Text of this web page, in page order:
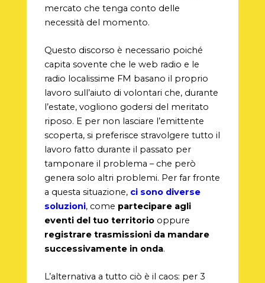
mercato che tenga conto delle
necessità del momento.
Questo discorso è necessario poiché
capita sovente che le web radio e le
radio localissime FM basano il proprio
lavoro sull’aiuto di volontari che, durante
l’estate, vogliono godersi del meritato
riposo. E per non lasciare l’emittente
scoperta, si preferisce stravolgere tutto il
lavoro fatto durante il passato per
tamponare il problema – che però
genera solo altri problemi. Per far fronte
a questa situazione, ci sono diverse
soluzioni, come partecipare agli
eventi del tuo territoriooppure
registrare trasmissioni da mandare
successivamente in onda.
L’alternativa a tutto ciò è il caos: per 3